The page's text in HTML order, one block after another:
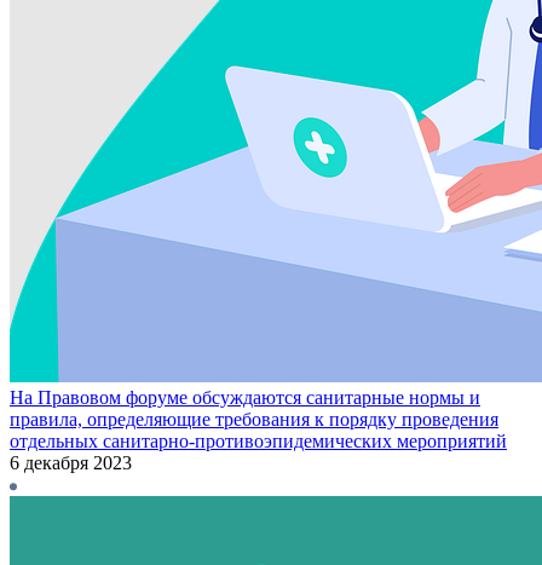
На Правовом форуме обсуждаются санитарные нормы и
правила, определяющие требования к порядку проведения
отдельных санитарно-противоэпидемических мероприятий
6 декабря 2023